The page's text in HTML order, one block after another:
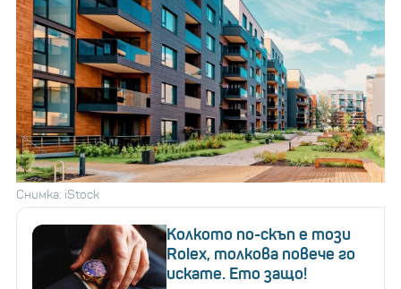
Снимка: iStock
Колкото по-скъп е този
Rolex, толкова повече го
искате. Ето защо!